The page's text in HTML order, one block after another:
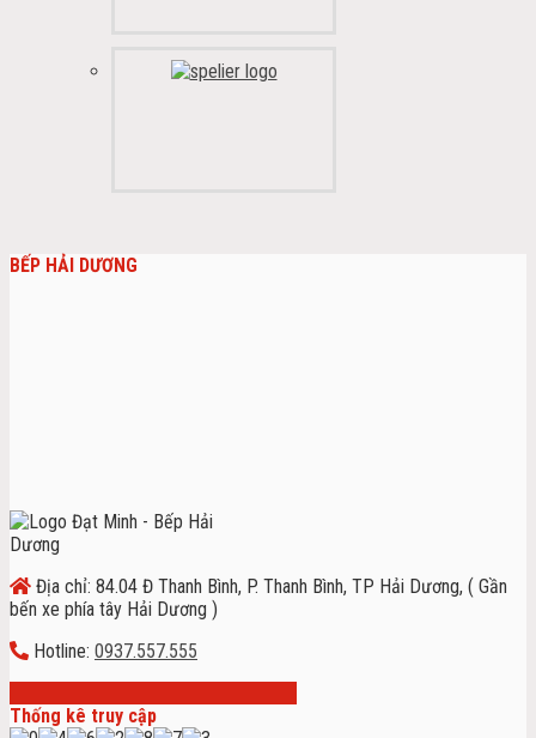
BẾP HẢI DƯƠNG
Địa chỉ: 84.04 Đ Thanh Bình, P. Thanh Bình, TP Hải Dương, ( Gần
bến xe phía tây Hải Dương )
Hotline: 0937.557.555
Thống kê truy cập